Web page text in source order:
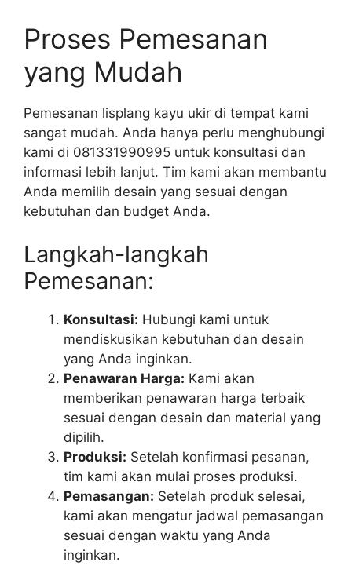
Proses Pemesanan
yang Mudah
Pemesanan lisplang kayu ukir di tempat kami
sangat mudah. Anda hanya perlu menghubungi
kami di 081331990995 untuk konsultasi dan
informasi lebih lanjut. Tim kami akan membantu
Anda memilih desain yang sesuai dengan
kebutuhan dan budget Anda.
Langkah-langkah
Pemesanan:
Konsultasi: Hubungi kami untuk
mendiskusikan kebutuhan dan desain
yang Anda inginkan.
Penawaran Harga: Kami akan
memberikan penawaran harga terbaik
sesuai dengan desain dan material yang
dipilih.
Produksi: Setelah konfirmasi pesanan,
tim kami akan mulai proses produksi.
Pemasangan: Setelah produk selesai,
kami akan mengatur jadwal pemasangan
sesuai dengan waktu yang Anda
inginkan.